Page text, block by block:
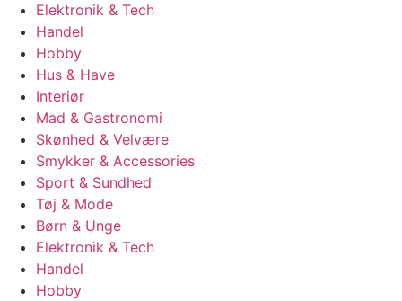
Elektronik & Tech
Handel
Hobby
Hus & Have
Interiør
Mad & Gastronomi
Skønhed & Velvære
Smykker & Accessories
Sport & Sundhed
Tøj & Mode
Børn & Unge
Elektronik & Tech
Handel
Hobby